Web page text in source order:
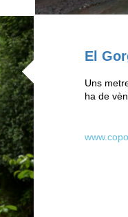
El
Uns
ha de